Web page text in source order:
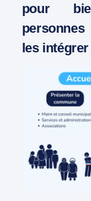
pour
les